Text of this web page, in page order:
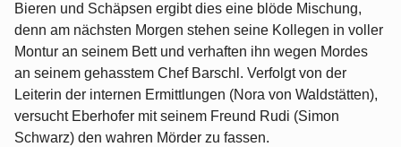
Bieren und Schäpsen ergibt dies eine blöde Mischung,
denn am nächsten Morgen stehen seine Kollegen in voller
Montur an seinem Bett und verhaften ihn wegen Mordes
an seinem gehasstem Chef Barschl. Verfolgt von der
Leiterin der internen Ermittlungen (Nora von Waldstätten),
versucht Eberhofer mit seinem Freund Rudi (Simon
Schwarz) den wahren Mörder zu fassen.